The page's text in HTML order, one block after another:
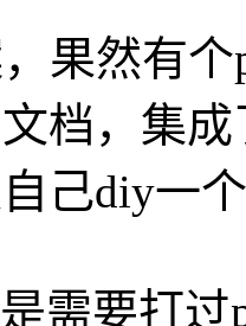
果然有个
档，集
己diy一
需要打过